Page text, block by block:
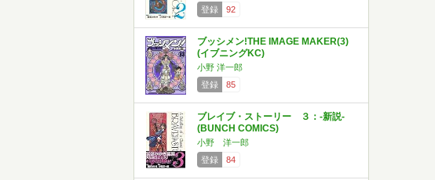
登録
92
ブッシメン!THE IMAGE MAKER(3)
(イブニングKC)
小野 洋一郎
登録
85
ブレイブ・ストーリー ３：‐新説‐
(BUNCH COMICS)
小野 洋一郎
登録
84